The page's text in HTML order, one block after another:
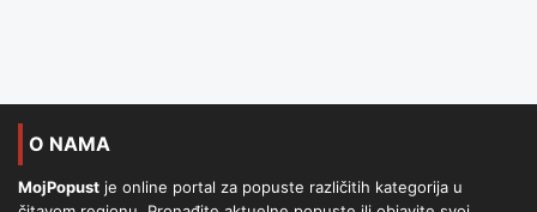
O NAMA
MojPopust je online portal za popuste različitih kategorija u